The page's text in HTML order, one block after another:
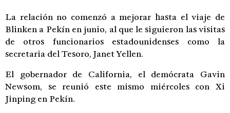
La relación no comenzó a mejorar hasta el viaje de
Blinken a Pekín en junio, al que le siguieron las visitas
de otros funcionarios estadounidenses como la
secretaria del Tesoro, Janet Yellen.
El gobernador de California, el demócrata Gavin
Newsom, se reunió este mismo miércoles con Xi
Jinping en Pekín.